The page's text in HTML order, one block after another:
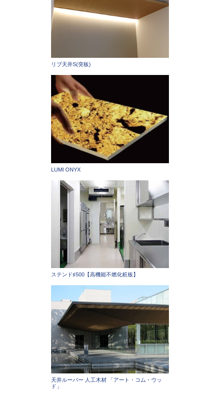
リブ天井S(突板)
LUMI ONYX
ステンド♯500【高機能不燃化粧板】
天井ルーバー 人工木材 「アート・コム・ウッ
ド」